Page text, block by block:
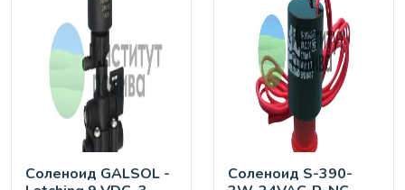
Соленоид GALSOL -
Соленоид S-390-